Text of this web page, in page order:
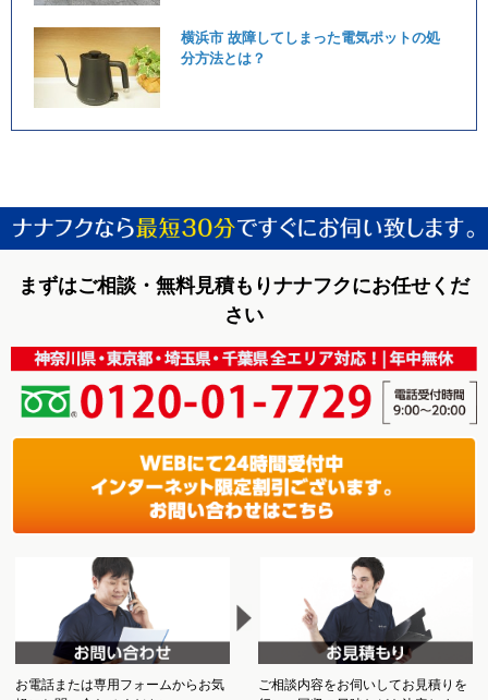
横浜市 故障してしまった電気ポットの処
分方法とは？
まずはご相談・無料見積もりナナフクにお任せくだ
さい
お電話または専用フォームからお気
ご相談内容をお伺いしてお見積りを